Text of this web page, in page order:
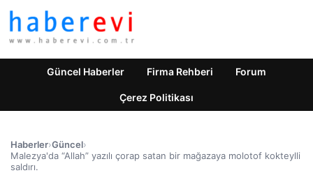
Güncel Haberler Firma Rehberi Forum
Çerez Politikası
Haberler›Güncel›
Malezya'da “Allah” yazılı çorap satan bir mağazaya molotof kokteylli
saldırı.